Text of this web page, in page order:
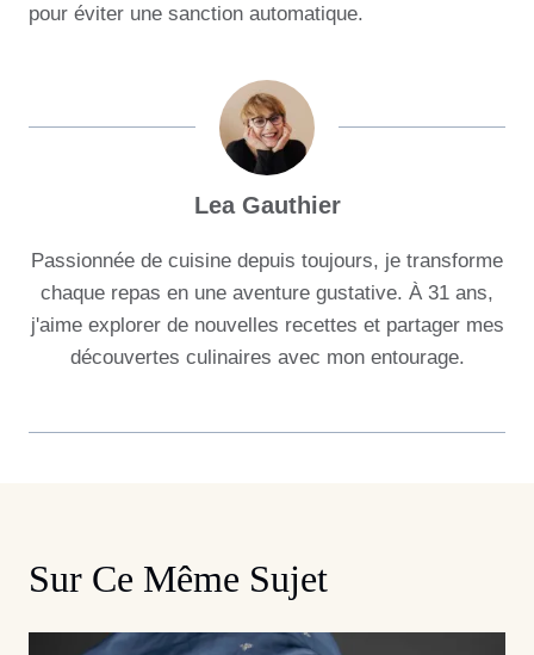
pour éviter une sanction automatique.
Lea Gauthier
Passionnée de cuisine depuis toujours, je transforme
chaque repas en une aventure gustative. À 31 ans,
j'aime explorer de nouvelles recettes et partager mes
découvertes culinaires avec mon entourage.
Sur Ce Même Sujet